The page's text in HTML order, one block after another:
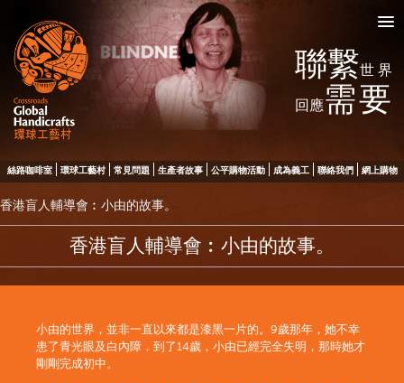
聯繫世界
回應需要
絲路咖啡室 環球工藝村 常見問題 生產者故事 公平購物活動 成為義工 聯絡我們 網上購物
香港盲人輔導會︰小由的故事。
香港盲人輔導會︰小由的故事。
小由的世界，並非一直以來都是漆黑一片的。9歲那年，她不幸
患了青光眼及白內障，到了14歲，小由已經完全失明，那時她才
剛剛完成初中。